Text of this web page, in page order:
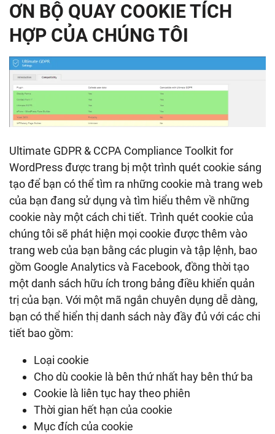
ƠN BỘ QUAY COOKIE TÍCH
HỢP CỦA CHÚNG TÔI
Ultimate GDPR & CCPA Compliance Toolkit for
WordPress được trang bị một trình quét cookie sáng
tạo để bạn có thể tìm ra những cookie mà trang web
của bạn đang sử dụng và tìm hiểu thêm về những
cookie này một cách chi tiết. Trình quét cookie của
chúng tôi sẽ phát hiện mọi cookie được thêm vào
trang web của bạn bằng các plugin và tập lệnh, bao
gồm Google Analytics và Facebook, đồng thời tạo
một danh sách hữu ích trong bảng điều khiển quản
trị của bạn. Với một mã ngắn chuyên dụng dễ dàng,
bạn có thể hiển thị danh sách này đầy đủ với các chi
tiết bao gồm:
Loại cookie
Cho dù cookie là bên thứ nhất hay bên thứ ba
Cookie là liên tục hay theo phiên
Thời gian hết hạn của cookie
Mục đích của cookie